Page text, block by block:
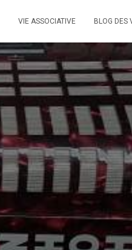
VIE ASSOCIATIVE BLOG DES